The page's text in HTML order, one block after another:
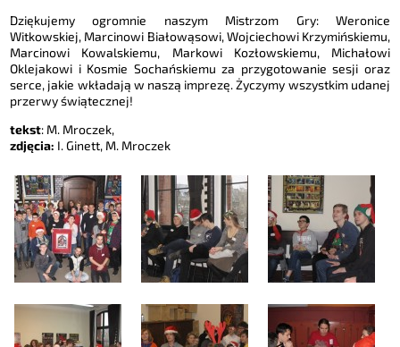
Dziękujemy ogromnie naszym Mistrzom Gry: Weronice
Witkowskiej, Marcinowi Białowąsowi, Wojciechowi Krzymińskiemu,
Marcinowi Kowalskiemu, Markowi Kozłowskiemu, Michałowi
Oklejakowi i Kosmie Sochańskiemu za przygotowanie sesji oraz
serce, jakie wkładają w naszą imprezę. Życzymy wszystkim udanej
przerwy świątecznej!
tekst: M. Mroczek,
zdjęcia: I. Ginett, M. Mroczek